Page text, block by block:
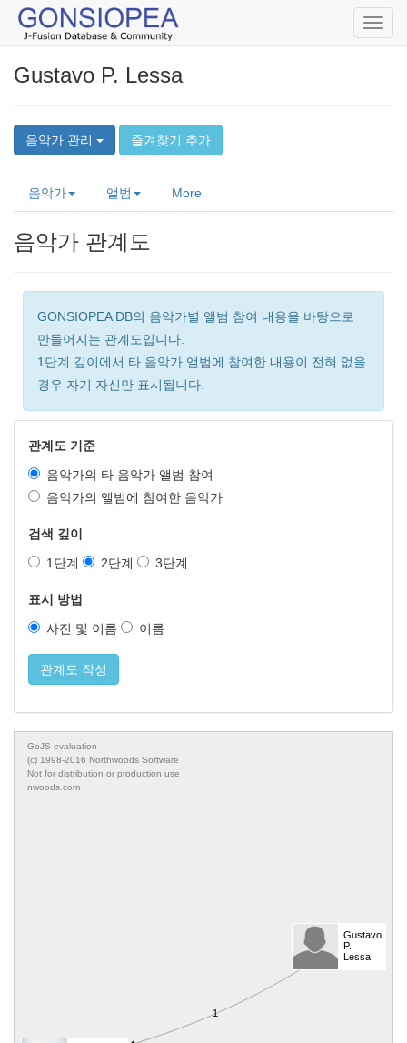
Gustavo P. Lessa
음악가 관리 즐겨찾기 추가
음악가 앨범 More
음악가 관계도
GONSIOPEA DB의 음악가별 앨범 참여 내용을 바탕으로
만들어지는 관계도입니다.
1단계 깊이에서 타 음악가 앨범에 참여한 내용이 전혀 없을
경우 자기 자신만 표시됩니다.
관계도 기준
음악가의 타 음악가 앨범 참여
음악가의 앨범에 참여한 음악가
검색 깊이
1단계
2단계 3단계
표시 방법
사진 및 이름
이름